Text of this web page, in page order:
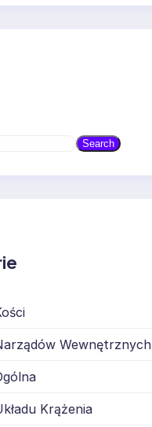
Search
Wewnętrznych
Krążenia